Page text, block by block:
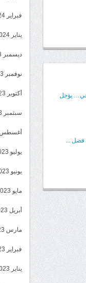
يؤجل
...
فبراير 2024
يناير 2024
ديسمبر 2023
نوفمبر 2023
أكتوبر 2023
سبتمبر 2023
أغسطس
يوليو 2023
يونيو 2023
مايو 2023
أبريل 2023
مارس 2023
فبراير 2023
يناير 2023